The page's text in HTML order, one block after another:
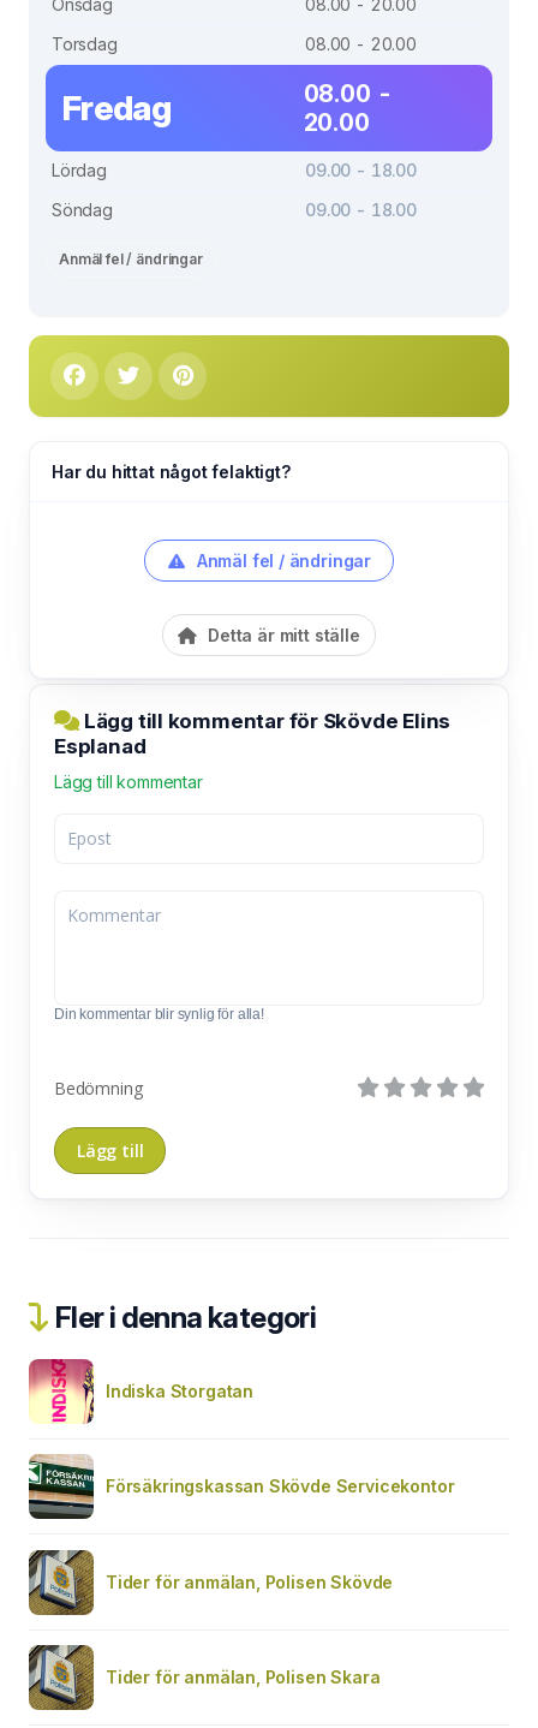
Torsdag
08.00 - 20.00
Fredag
08.00 -
20.00
Lördag
09.00 - 18.00
Söndag
09.00 - 18.00
Anmäl fel / ändringar
Har du hittat något felaktigt?
Anmäl fel / ändringar
Detta är mitt ställe
Lägg till kommentar för Skövde Elins
Esplanad
Lägg till kommentar
Din kommentar blir synlig för alla!
Bedömning
Fler i denna kategori
Indiska Storgatan
Försäkringskassan Skövde Servicekontor
Tider för anmälan, Polisen Skövde
Tider för anmälan, Polisen Skara